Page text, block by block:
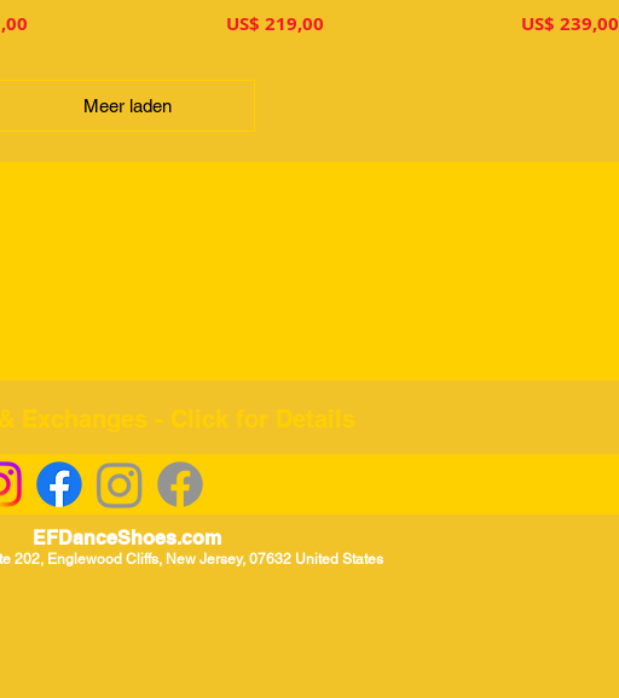
Prijs
US$ 219,00 Prijs
US$ 239,00
Meer laden
Exchanges - Click for Details
EFDanceShoes.com
202, Englewood Cliffs, New Jersey, 07632 United States